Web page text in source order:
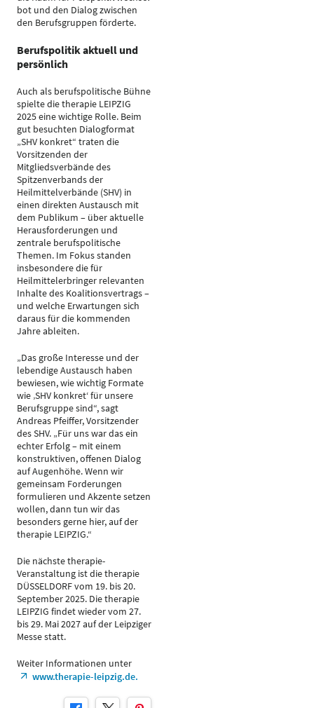
bot und den Dialog zwischen
den Berufsgruppen förderte.
Berufspolitik aktuell und
persönlich
Auch als berufspolitische Bühne
spielte die therapie LEIPZIG
2025 eine wichtige Rolle. Beim
gut besuchten Dialogformat
„SHV konkret“ traten die
Vorsitzenden der
Mitgliedsverbände des
Spitzenverbands der
Heilmittelverbände (SHV) in
einen direkten Austausch mit
dem Publikum – über aktuelle
Herausforderungen und
zentrale berufspolitische
Themen. Im Fokus standen
insbesondere die für
Heilmittelerbringer relevanten
Inhalte des Koalitionsvertrags –
und welche Erwartungen sich
daraus für die kommenden
Jahre ableiten.
„Das große Interesse und der
lebendige Austausch haben
bewiesen, wie wichtig Formate
wie ‚SHV konkret‘ für unsere
Berufsgruppe sind“, sagt
Andreas Pfeiffer, Vorsitzender
des SHV. „Für uns war das ein
echter Erfolg – mit einem
konstruktiven, offenen Dialog
auf Augenhöhe. Wenn wir
gemeinsam Forderungen
formulieren und Akzente setzen
wollen, dann tun wir das
besonders gerne hier, auf der
therapie LEIPZIG.“
Die nächste therapie-
Veranstaltung ist die therapie
DÜSSELDORF vom 19. bis 20.
September 2025. Die therapie
LEIPZIG findet wieder vom 27.
bis 29. Mai 2027 auf der Leipziger
Messe statt.
Weiter Informationen unter
www.therapie-leipzig.de.